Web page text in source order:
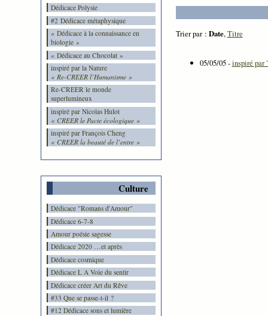
Dédicace Polysie
#2 Dédicace métaphysique
« Dédicace à la connaissance en
biologie »
« Dédicace au Chocolat »
inspiré par la Nature
« Re-CREER l’Humanisme »
Re-CREER le monde
superlumineux
inspiré par Nicolas Hulot
« CREER le Pacte écologique »
inspiré par François Cheng
« CREER la beauté de l’entre »
Culture
Dédicace "Romans d'Amour"
Dédicace 6-7-8
Amour poésie sagesse
Dédicace 2020 …et après
Dédicace cosmique
Dédicace L A Voie du sentir
Dédicace créer Art du Rêve
#33 Que se passe-t-il ?
#12 Dédicace sons et lumière
Trier par : Date,Titre
05/05/05 -inspiré par